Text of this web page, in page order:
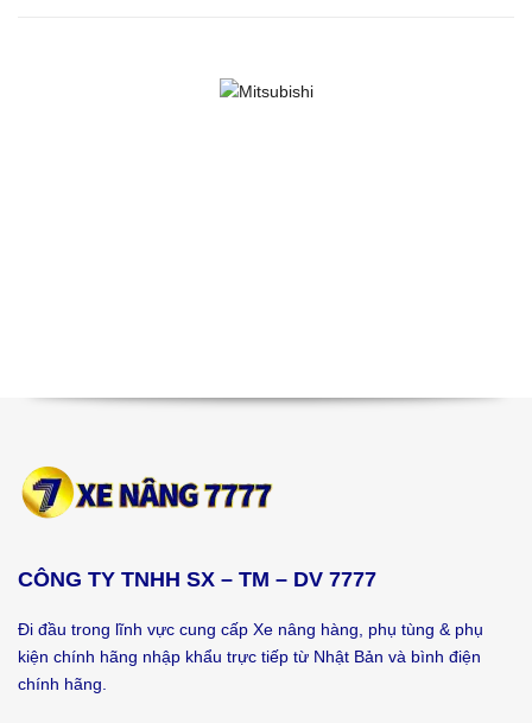
CÔNG TY TNHH SX – TM – DV 7777
Đi đầu trong lĩnh vực cung cấp Xe nâng hàng, phụ tùng & phụ
kiện chính hãng nhập khẩu trực tiếp từ Nhật Bản và bình điện
chính hãng.